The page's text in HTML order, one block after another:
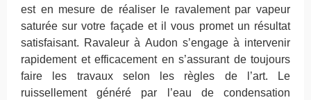
est en mesure de réaliser le ravalement par vapeur
saturée sur votre façade et il vous promet un résultat
satisfaisant. Ravaleur à Audon s’engage à intervenir
rapidement et efficacement en s’assurant de toujours
faire les travaux selon les règles de l’art. Le
ruissellement généré par l’eau de condensation